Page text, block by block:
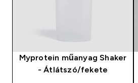
Myprotein műanyag Shaker
- Átlátszó/fekete